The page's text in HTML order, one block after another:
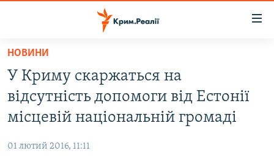
Перейти
основного
матеріалу
Перейти
до
основної
ВОДА.КРИМ
ВІДЕО ТА ФОТО
БЛОГИ
НОВИНИ
У Криму скаржаться на
відсутність допомоги від Естонії
місцевій національній громаді
01 лютий 2016, 11:11